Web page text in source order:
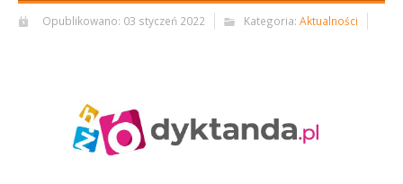
Opublikowano: 03 styczeń 2022 Kategoria: Aktualności